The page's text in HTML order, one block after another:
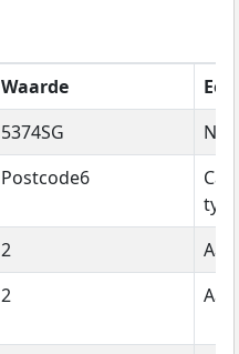
Waarde
5374SG
Postcode6
type
2
2